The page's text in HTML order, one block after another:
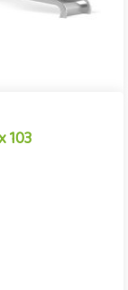
103
multi-activités
Associant sur